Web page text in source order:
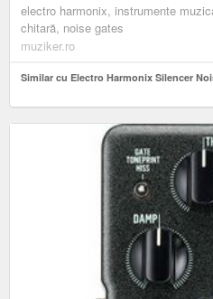
electro harmonix, instrumente
chitară, noise gates
muziker.ro
Similar cu Electro Harmonix Silencer